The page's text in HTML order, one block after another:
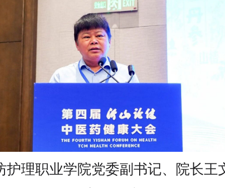
护理职业学院党委副书记、院长王